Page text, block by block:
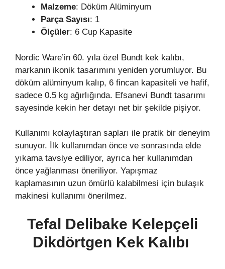
Malzeme: Döküm Alüminyum
Parça Sayısı: 1
Ölçüler: 6 Cup Kapasite
Nordic Ware’in 60. yıla özel Bundt kek kalıbı,
markanın ikonik tasarımını yeniden yorumluyor. Bu
döküm alüminyum kalıp, 6 fincan kapasiteli ve hafif,
sadece 0.5 kg ağırlığında. Efsanevi Bundt tasarımı
sayesinde kekin her detayı net bir şekilde pişiyor.
Kullanımı kolaylaştıran sapları ile pratik bir deneyim
sunuyor. İlk kullanımdan önce ve sonrasında elde
yıkama tavsiye ediliyor, ayrıca her kullanımdan
önce yağlanması öneriliyor. Yapışmaz
kaplamasının uzun ömürlü kalabilmesi için bulaşık
makinesi kullanımı önerilmez.
Tefal Delibake Kelepçeli
Dikdörtgen Kek Kalıbı